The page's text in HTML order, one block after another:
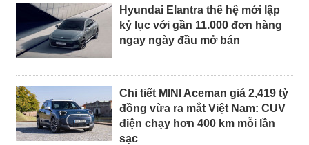
Hyundai Elantra thế hệ mới lập
kỷ lục với gần 11.000 đơn hàng
ngay ngày đầu mở bán
Chi tiết MINI Aceman giá 2,419 tỷ
đồng vừa ra mắt Việt Nam: CUV
điện chạy hơn 400 km mỗi lần
sạc